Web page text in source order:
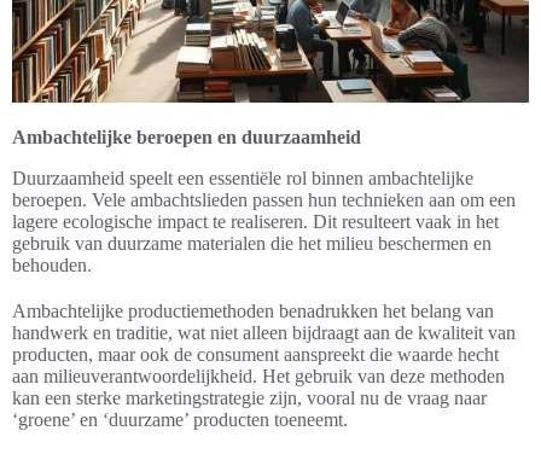
Ambachtelijke beroepen en duurzaamheid
Duurzaamheid speelt een essentiële rol binnen ambachtelijke
beroepen. Vele ambachtslieden passen hun technieken aan om een
lagere ecologische impact te realiseren. Dit resulteert vaak in het
gebruik van duurzame materialen die het milieu beschermen en
behouden.
Ambachtelijke productiemethoden benadrukken het belang van
handwerk en traditie, wat niet alleen bijdraagt aan de kwaliteit van
producten, maar ook de consument aanspreekt die waarde hecht
aan milieuverantwoordelijkheid. Het gebruik van deze methoden
kan een sterke marketingstrategie zijn, vooral nu de vraag naar
‘groene’ en ‘duurzame’ producten toeneemt.